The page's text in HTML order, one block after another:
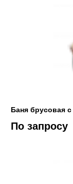
Баня брусовая
По запросу